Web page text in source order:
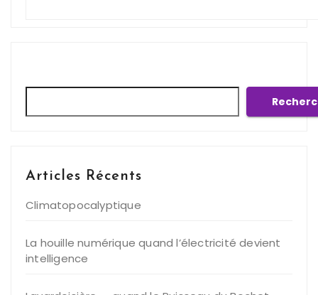
Articles Récents
Climatopocalyptique
La houille numérique quand l’électricité devient
intelligence